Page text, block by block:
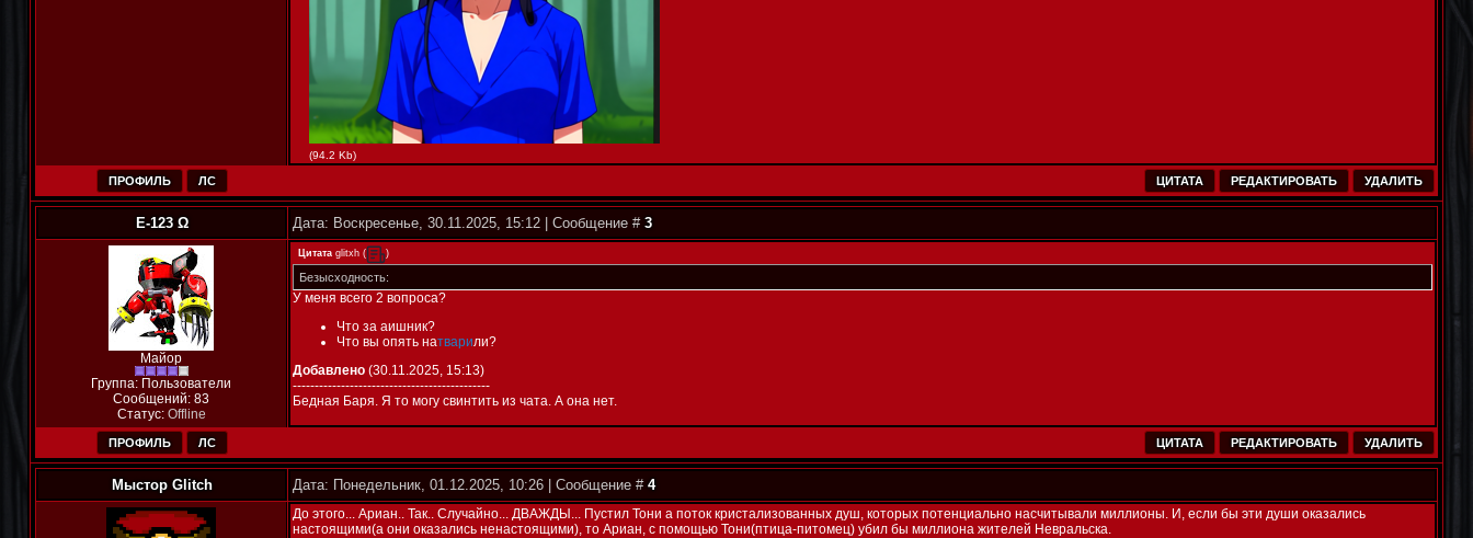
(94.2 Kb)
ПРОФИЛЬ ЛС ЦИТАТА РЕДАКТИРОВАТЬ УДАЛИТЬ
E-123 Ω Дата: Воскресенье, 30.11.2025, 15:12 | Сообщение # 3
Майор
Группа: Пользователи
Сообщений: 83
Статус: Offline
Цитата glitxh ( )
Безысходность:
У меня всего 2 вопроса?
Что за аишник?
Что вы опять натварили?
Добавлено (30.11.2025, 15:13)
---------------------------------------------
Бедная Баря. Я то могу свинтить из чата. А она нет.
ПРОФИЛЬ ЛС ЦИТАТА РЕДАКТИРОВАТЬ УДАЛИТЬ
Мыстор Glitch Дата: Понедельник, 01.12.2025, 10:26 | Сообщение # 4
До этого... Ариан.. Так.. Случайно... ДВАЖДЫ... Пустил Тони а поток кристализованных душ, которых потенциально насчитывали миллионы. И, если бы эти души оказались
настоящими(а они оказались ненастоящими), то Ариан, с помощью Тони(птица-питомец) убил бы миллиона жителей Невральска.